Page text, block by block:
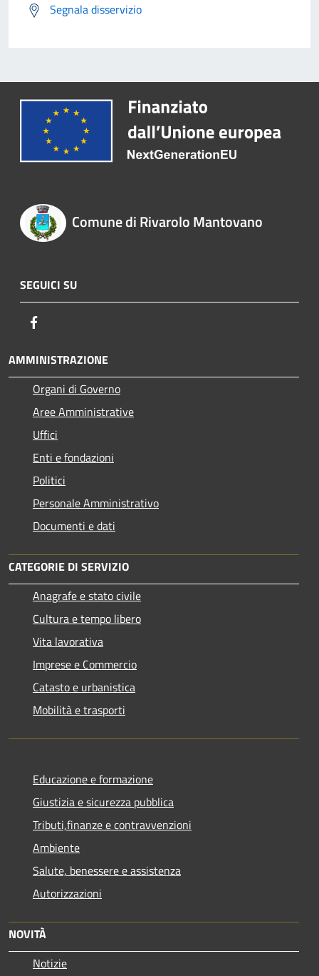
Segnala disservizio
Comune di Rivarolo Mantovano
SEGUICI SU
AMMINISTRAZIONE
Organi di Governo
Aree Amministrative
Uffici
Enti e fondazioni
Politici
Personale Amministrativo
Documenti e dati
CATEGORIE DI SERVIZIO
Anagrafe e stato civile
Cultura e tempo libero
Vita lavorativa
Imprese e Commercio
Catasto e urbanistica
Mobilità e trasporti
Educazione e formazione
Giustizia e sicurezza pubblica
Tributi,finanze e contravvenzioni
Ambiente
Salute, benessere e assistenza
Autorizzazioni
NOVITÀ
Notizie